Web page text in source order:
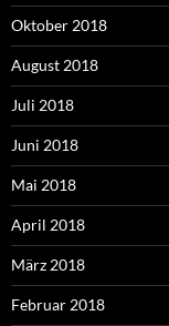
Oktober 2018
August 2018
Juli 2018
Juni 2018
Mai 2018
April 2018
März 2018
Februar 2018